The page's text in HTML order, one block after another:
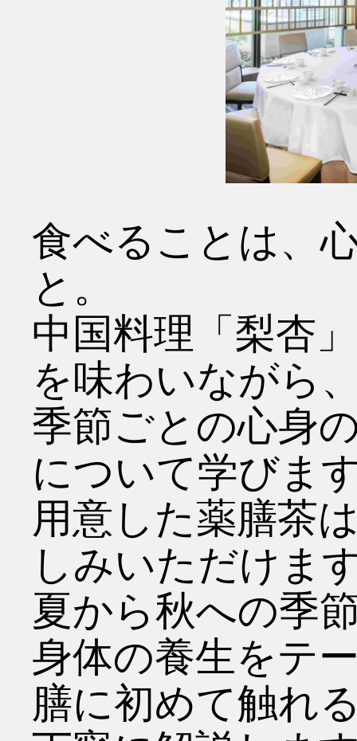
食べることは、
と。
中国料理「梨杏
を味わいながら
季節ごとの心身
について学びま
用意した薬膳茶
しみいただけま
夏から秋への季
身体の養生をテ
膳に初めて触れ